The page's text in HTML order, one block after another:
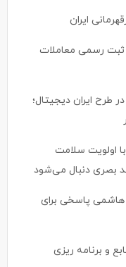
ایران
ثبت رسمی معاملات
متخصص در طرح ایران دیجیتال؛
اولویت سلامت
بصری دنبال می‌شود
هاشمی پاسخی برای
و برنامه ریزی